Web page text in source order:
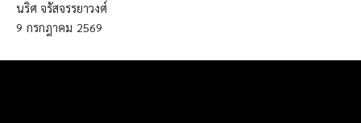
นริศ จรัสจรรยาวงศ์
9 กรกฎาคม 2569